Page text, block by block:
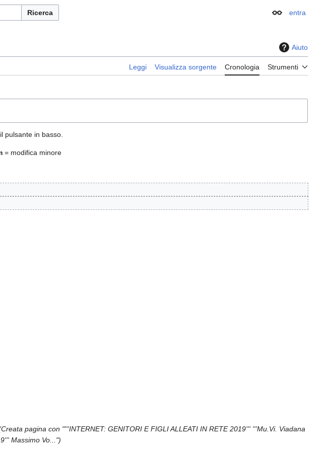
Ricerca Aspetto
entra
Aiuto
Leggi Visualizza sorgente Cronologia Strumenti
pulsante in basso.
= modifica minore
Creata pagina con "'''INTERNET: GENITORI E FIGLI ALLEATI IN RETE 2019''' '''Mu.Vi. Viadana
Massimo Vo..."